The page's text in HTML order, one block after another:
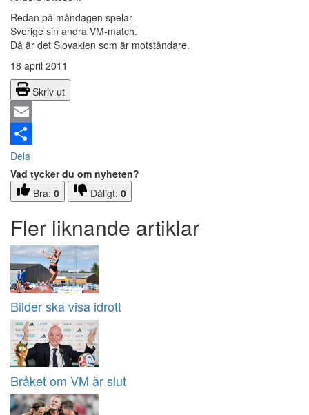
Redan på måndagen spelar
Sverige sin andra VM-match.
Då är det Slovakien som är motståndare.
18 april 2011
Skriv ut
Email
Dela
Vad tycker du om nyheten?
Bra: 0 Dåligt: 0
Fler liknande artiklar
Bilder ska visa idrott
Bråket om VM är slut